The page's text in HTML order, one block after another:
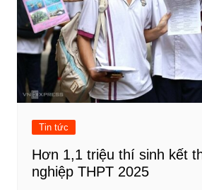
Tin tức
Hơn 1,1 triệu thí sinh kết
nghiệp THPT 2025